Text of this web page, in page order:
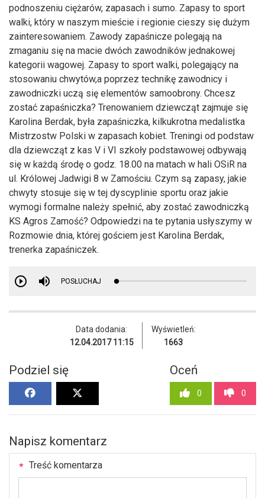
podnoszeniu ciężarów, zapasach i sumo. Zapasy to sport
walki, który w naszym mieście i regionie cieszy się dużym
zainteresowaniem. Zawody zapaśnicze polegają na
zmaganiu się na macie dwóch zawodników jednakowej
kategorii wagowej. Zapasy to sport walki, polegający na
stosowaniu chwytów,a poprzez technikę zawodnicy i
zawodniczki uczą się elementów samoobrony. Chcesz
zostać zapaśniczka? Trenowaniem dziewcząt zajmuje się
Karolina Berdak, była zapaśniczka, kilkukrotna medalistka
Mistrzostw Polski w zapasach kobiet. Treningi od podstaw
dla dziewcząt z kas V i VI szkoły podstawowej odbywają
się w każdą środę o godz. 18.00 na matach w hali OSiR na
ul. Królowej Jadwigi 8 w Zamościu. Czym są zapasy, jakie
chwyty stosuje się w tej dyscyplinie sportu oraz jakie
wymogi formalne należy spełnić, aby zostać zawodniczką
KS Agros Zamość? Odpowiedzi na te pytania usłyszymy w
Rozmowie dnia, której gościem jest Karolina Berdak,
trenerka zapaśniczek.
POSŁUCHAJ
Data dodania:
12.04.2017 11:15
Wyświetleń:
1663
Podziel się Oceń
0 0
Napisz komentarz
Treść komentarza